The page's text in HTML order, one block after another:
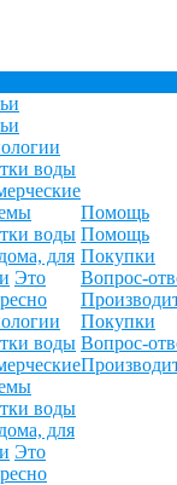
воды
воды
для
Это
воды
воды
для
Это
Помощь
Помощь
Покупки
Вопрос-
Покупки
Вопрос-